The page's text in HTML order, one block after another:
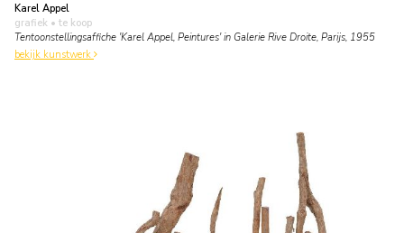
Karel Appel
grafiek • te koop
Tentoonstellingsaffiche 'Karel Appel, Peintures' in Galerie Rive Droite, Parijs, 1955
bekijk kunstwerk